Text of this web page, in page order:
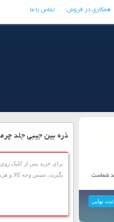
همکاری در فروش تماس با ما
ثبت نهایی
ذره بین جیبی جلد
براي خريد پس از کليک
بگيريد، سپس وجه کالا و